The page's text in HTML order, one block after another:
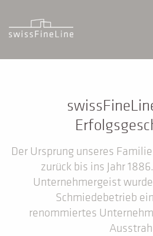
Der Ursprung unseres
zurück bis ins Jahr
Unternehmergeist
Schmiedebetrieb
renommiertes